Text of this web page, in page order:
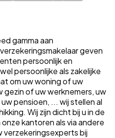
gamma aan
geven
persoonlijk en
persoonlijke als zakelijke
om uw woning of uw
of uw werknemers, uw
pensioen, ... wij stellen al
Wij zijn dicht bij u in de
kantoren als via andere
verzekeringsexperts bij